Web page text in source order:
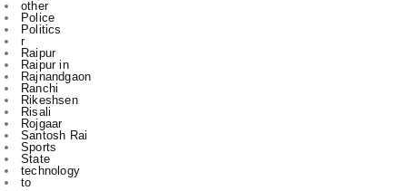
other
Police
Politics
r
Raipur
Raipur in
Rajnandgaon
Ranchi
Rikeshsen
Risali
Rojgaar
Santosh Rai
Sports
State
technology
to